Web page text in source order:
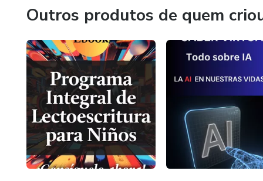
Outros produtos de quem